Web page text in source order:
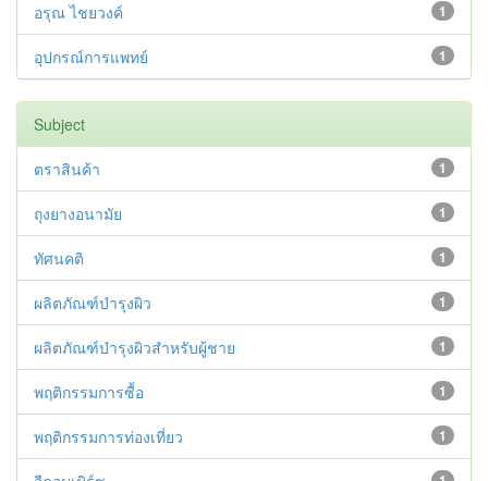
1
อรุณ ไชยวงค์
1
อุปกรณ์การแพทย์
Subject
1
ตราสินค้า
1
ถุงยางอนามัย
1
ทัศนคติ
1
ผลิตภัณฑ์บำรุงผิว
1
ผลิตภัณฑ์บำรุงผิวสำหรับผู้ชาย
1
พฤติกรรมการซื้อ
1
พฤติกรรมการท่องเที่ยว